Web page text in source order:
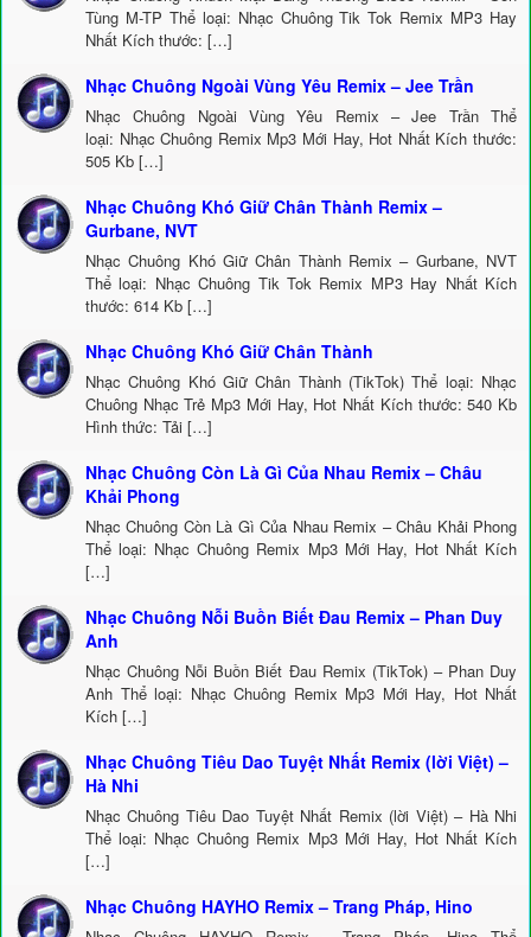
Tùng M-TP Thể loại: Nhạc Chuông Tik Tok Remix MP3 Hay
Nhất Kích thước: […]
Nhạc Chuông Ngoài Vùng Yêu Remix – Jee Trần
Nhạc Chuông Ngoài Vùng Yêu Remix – Jee Trần Thể
loại: Nhạc Chuông Remix Mp3 Mới Hay, Hot Nhất Kích thước:
505 Kb […]
Nhạc Chuông Khó Giữ Chân Thành Remix –
Gurbane, NVT
Nhạc Chuông Khó Giữ Chân Thành Remix – Gurbane, NVT
Thể loại: Nhạc Chuông Tik Tok Remix MP3 Hay Nhất Kích
thước: 614 Kb […]
Nhạc Chuông Khó Giữ Chân Thành
Nhạc Chuông Khó Giữ Chân Thành (TikTok) Thể loại: Nhạc
Chuông Nhạc Trẻ Mp3 Mới Hay, Hot Nhất Kích thước: 540 Kb
Hình thức: Tải […]
Nhạc Chuông Còn Là Gì Của Nhau Remix – Châu
Khải Phong
Nhạc Chuông Còn Là Gì Của Nhau Remix – Châu Khải Phong
Thể loại: Nhạc Chuông Remix Mp3 Mới Hay, Hot Nhất Kích
[…]
Nhạc Chuông Nỗi Buồn Biết Đau Remix – Phan Duy
Anh
Nhạc Chuông Nỗi Buồn Biết Đau Remix (TikTok) – Phan Duy
Anh Thể loại: Nhạc Chuông Remix Mp3 Mới Hay, Hot Nhất
Kích […]
Nhạc Chuông Tiêu Dao Tuyệt Nhất Remix (lời Việt) –
Hà Nhi
Nhạc Chuông Tiêu Dao Tuyệt Nhất Remix (lời Việt) – Hà Nhi
Thể loại: Nhạc Chuông Remix Mp3 Mới Hay, Hot Nhất Kích
[…]
Nhạc Chuông HAYHO Remix – Trang Pháp, Hino